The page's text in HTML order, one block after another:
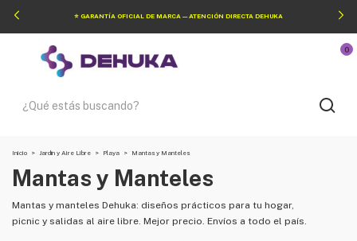
⭐ GARANTÍA OFICIAL DE MARCA — ATENCIÓN DIRECTA DEHUKA
0
Inicio > Jardín y Aire Libre > Playa > Mantas y Manteles
Mantas y Manteles
Mantas y manteles Dehuka: diseños prácticos para tu hogar,
picnic y salidas al aire libre. Mejor precio. Envíos a todo el país.